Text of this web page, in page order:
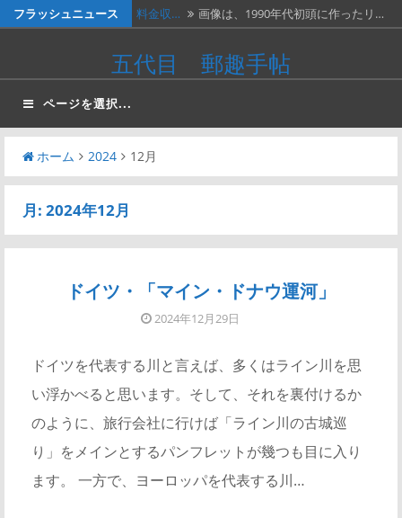
へ
キ
プ
フラッシュニュース 料金収… 画像は、1990年代初頭に作ったリ…
画像は1967年に撮影された、ネパ…
２種類…
画像の２枚の第三次昭和５銭切手。
止…
ベトナ…
五代目 郵趣手帖
ページを選択...
ホーム 2024 12月
月: 2024年12月
ドイツ・「マイン・ドナウ運河」
2024年12月29日
ドイツを代表する川と言えば、多くはライン川を思
い浮かべると思います。そして、それを裏付けるか
のように、旅行会社に行けば「ライン川の古城巡
り」をメインとするパンフレットが幾つも目に入り
ます。 一方で、ヨーロッパを代表する川…